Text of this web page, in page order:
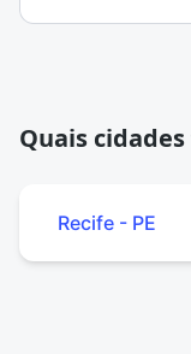
Quais
Recife - PE